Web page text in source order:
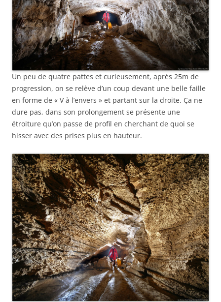
Un peu de quatre pattes et curieusement, après 25m de
progression, on se relève d’un coup devant une belle faille
en forme de « V à l’envers » et partant sur la droite. Ça ne
dure pas, dans son prolongement se présente une
étroiture qu’on passe de profil en cherchant de quoi se
hisser avec des prises plus en hauteur.